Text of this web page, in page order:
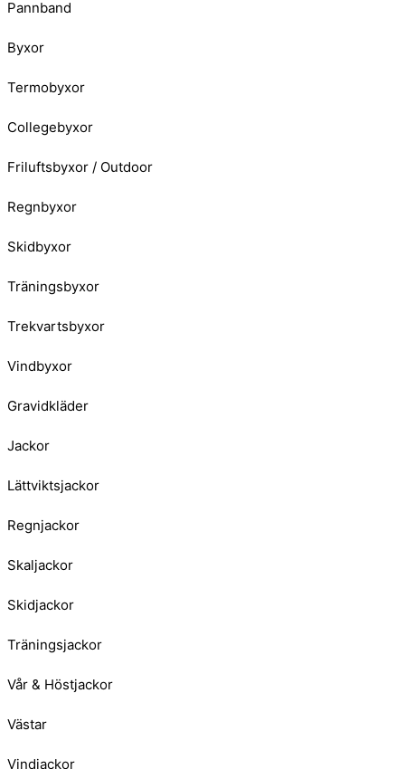
Pannband
Byxor
Termobyxor
Collegebyxor
Friluftsbyxor / Outdoor
Regnbyxor
Skidbyxor
Träningsbyxor
Trekvartsbyxor
Vindbyxor
Gravidkläder
Jackor
Lättviktsjackor
Regnjackor
Skaljackor
Skidjackor
Träningsjackor
Vår & Höstjackor
Västar
Vindjackor